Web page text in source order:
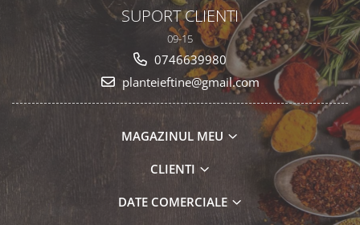
SUPORT CLIENTI
09-15
0746639980
planteieftine@gmail.com
MAGAZINUL MEU
CLIENTI
DATE COMERCIALE